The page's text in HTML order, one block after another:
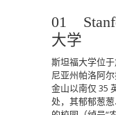
01
大学
斯坦福大学位
尼亚州帕洛阿
金山以南仅 35
处，其郁郁葱